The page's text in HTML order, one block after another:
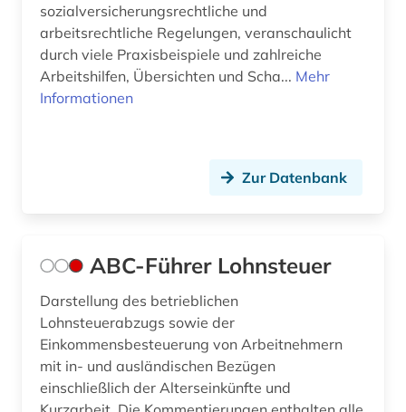
ausländerrecht (5)
ausländisches recht (3)
aussenwirtschaft (1)
außenpolitik (4)
außenwirtschaft (1)
außenwirtschaftsrecht (3)
baden-württemberg (11)
Vatikanstadt (1)
sozialversicherungsrechtliche und
arbeitsrechtliche Regelungen, veranschaulicht
durch viele Praxisbeispiele und zahlreiche
Arbeitshilfen, Übersichten und Scha... Mehr
Informationen
Zur Datenbank
ABC-Führer Lohnsteuer
Darstellung des betrieblichen
Lohnsteuerabzugs sowie der
Einkommensbesteuerung von Arbeitnehmern
mit in- und ausländischen Bezügen
einschließlich der Alterseinkünfte und